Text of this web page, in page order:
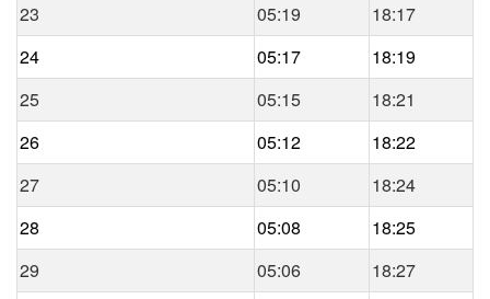
23
05:19
18:17
24
05:17
18:19
25
05:15
18:21
26
05:12
18:22
27
05:10
18:24
28
05:08
18:25
29
05:06
18:27